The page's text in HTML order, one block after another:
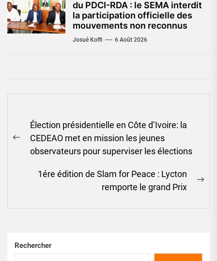
du PDCI-RDA : le SEMA interdit
la participation officielle des
mouvements non reconnus
Josué Koffi 6 Août 2026
Navigation
de
l’article
Previous
post:
Élection présidentielle en Côte d’Ivoire: la
CEDEAO met en mission les jeunes
observateurs pour superviser les élections
1ére édition de Slam for Peace : Lycton
remporte le grand Prix
Rechercher